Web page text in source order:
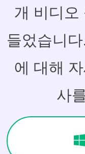
개 비디오
들었습니
에 대해
사